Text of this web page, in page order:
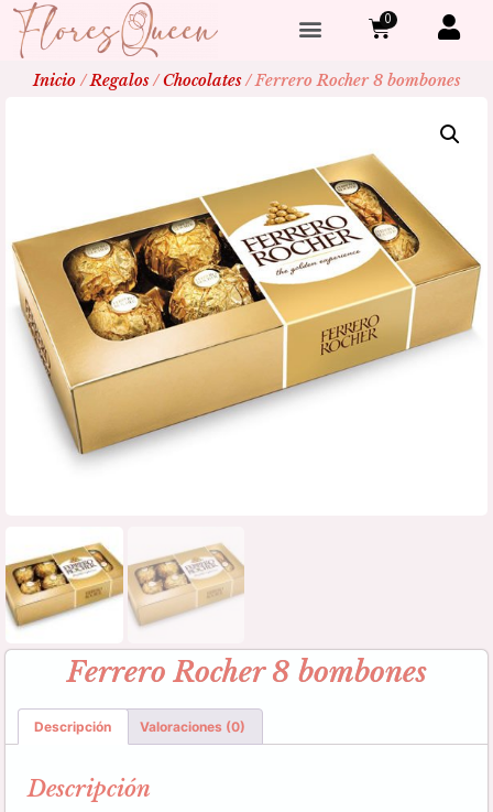
0
Inicio/Regalos/Chocolates/ Ferrero Rocher 8 bombones
Ferrero Rocher 8 bombones
Descripción Valoraciones (0)
Descripción